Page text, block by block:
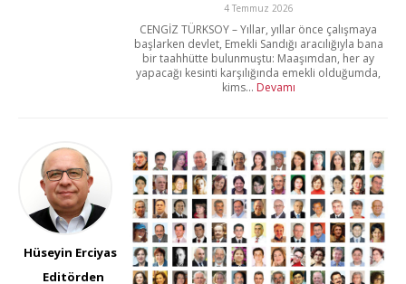
4 Temmuz 2026
CENGİZ TÜRKSOY – Yıllar, yıllar önce çalışmaya
başlarken devlet, Emekli Sandığı aracılığıyla bana
bir taahhütte bulunmuştu: Maaşımdan, her ay
yapacağı kesinti karşılığında emekli olduğumda,
kims... Devamı
Hüseyin Erciyas
Editörden